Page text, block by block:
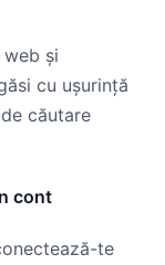
și
cu ușurință
căutare
cont
te